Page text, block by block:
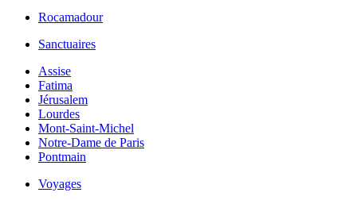
Rocamadour
Sanctuaires
Assise
Fatima
Jérusalem
Lourdes
Mont-Saint-Michel
Notre-Dame de Paris
Pontmain
Voyages